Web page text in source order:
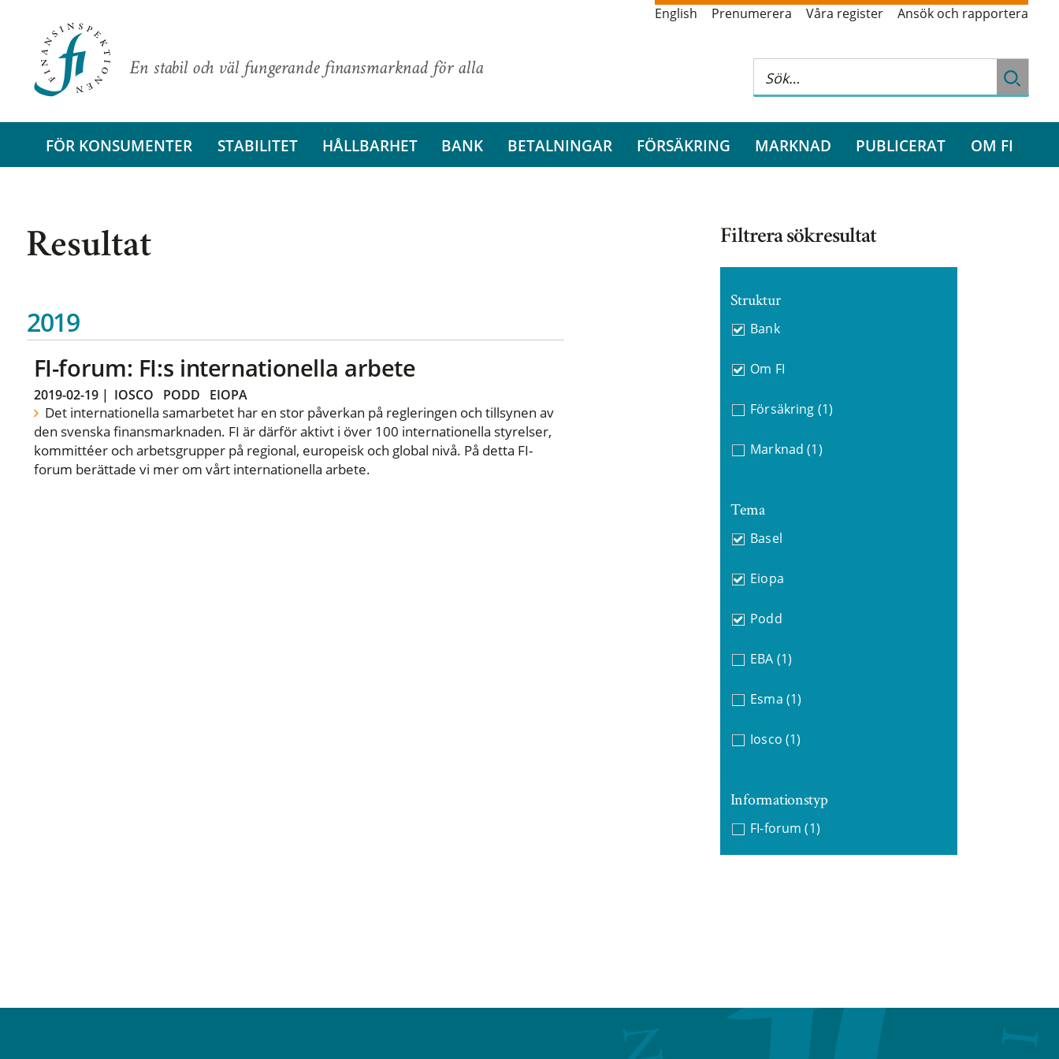
En stabil och väl fungerande finansmarknad för alla
English Prenumerera Våra register Ansök och rapportera
FÖR KONSUMENTER STABILITET HÅLLBARHET BANK BETALNINGAR FÖRSÄKRING MARKNAD PUBLICERAT OM FI
Resultat
2019
FI-forum: FI:s internationella arbete
2019-02-19| IOSCO PODD EIOPA
Det internationella samarbetet har en stor påverkan på regleringen och tillsynen av
den svenska finansmarknaden. FI är därför aktivt i över 100 internationella styrelser,
kommittéer och arbetsgrupper på regional, europeisk och global nivå. På detta FI-
forum berättade vi mer om vårt internationella arbete.
Filtrera sökresultat
Struktur
Bank
Om FI
Försäkring (1)
Marknad (1)
Tema
Basel
Eiopa
Podd
EBA (1)
Esma (1)
Iosco (1)
Informationstyp
FI-forum (1)